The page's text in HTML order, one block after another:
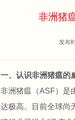
非洲猪
发布
一、认识非洲猪瘟的
非洲猪瘟（ASF）是
达极高。目前全球尚